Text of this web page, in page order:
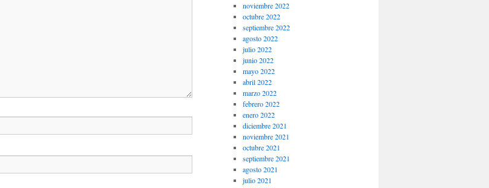
noviembre 2022
octubre 2022
septiembre 2022
agosto 2022
julio 2022
junio 2022
mayo 2022
abril 2022
marzo 2022
febrero 2022
enero 2022
diciembre 2021
noviembre 2021
octubre 2021
septiembre 2021
agosto 2021
julio 2021